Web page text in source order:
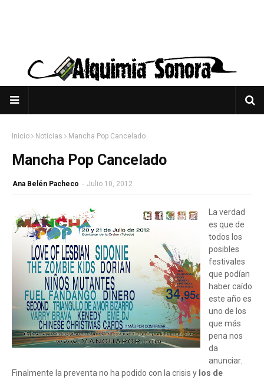
Inicio Noticias Mancha Pop Cancelado
Mancha Pop Cancelado
Ana Belén Pacheco - Julio 10, 2012
La verdad
es que de
todos los
posibles
festivales
que podían
haber caído
este año es
uno de los
que más
pena nos
da
anunciar.
Finalmente la preventa no ha podido con la crisis y los de